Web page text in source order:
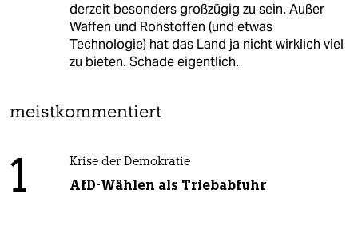
derzeit besonders großzügig zu sein. Außer
Waffen und Rohstoffen (und etwas
Technologie) hat das Land ja nicht wirklich viel
zu bieten. Schade eigentlich.
meistkommentiert
1 Krise der Demokratie
AfD-Wählen als Triebabfuhr